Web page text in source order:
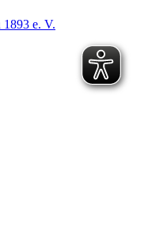
e. V.